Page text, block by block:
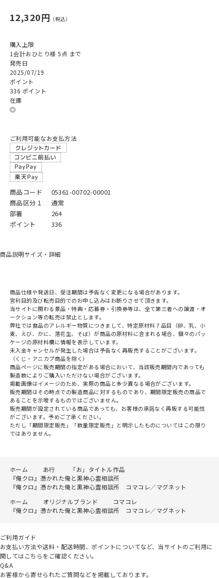
12,320円
購入上限
1会計おひとり様 5点 まで
発売日
2025/07/19
ポイント
336 ポイント
在庫
◎
ご利用可能なお支払方法
商品コード
05361-00702-00001
商品区分１
通常
部署
264
ポイント
336
商品説明サイズ・詳細
商品仕様や発送日、受注期間は予告なく変更になる場合があります。
営利目的及び転売目的でのお申し込みはお断りさせて頂きます。
当サイトに関わる景品・特典・応募券・引換券等は、全て第三者への譲渡・オ
ークション等の転売は禁止とします。
弊社では食品のアレルギー物質につきまして、特定原材料７品目（卵、乳、小
麦、えび、かに、落花生、そば）が商品の原材料に含まれる場合、個々のパッ
ケージの原材料欄に情報を表示しています。
未入金キャンセルが発生した場合は予告なく再販売することがございます。
（くじ・アニカプ商品を除く）
商品ページに販売期間の指定がある場合において、当該販売期間内であっても
製造数によりご購入いただけない場合がございます。
掲載画像はイメージのため、実際の商品と多少異なる場合がございます。
販売期間はその時点での製造商品に対するものであり、期間限定販売の商品で
あることを示唆するものではございません。
販売期間が設定されている商品であっても、お客様の承諾なく再販する可能性
がございます。予めご了承ください。
ただし「期間限定販売」「数量限定販売」と明示したものについてはこの限り
ではありません。
ホーム あ行
「お」タイトル作品
『俺クロ』憑かれた俺と黒神心霊相談所
『俺クロ』憑かれた俺と黒神心霊相談所 コマコレ／マグネット
ホーム
オリジナルブランド
コマコレ
『俺クロ』憑かれた俺と黒神心霊相談所 コマコレ／マグネット
ご利用ガイド
お支払い方法や送料・配送時間、ポイントについてなど、当サイトのご利用に
関してはこちらをご確認ください。
Q&A
お客様から寄せられたご質問などを掲載しております。